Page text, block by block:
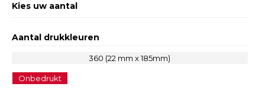
Kies uw aantal
Aantal drukkleuren
360 (22 mm x 185mm)
Onbedrukt